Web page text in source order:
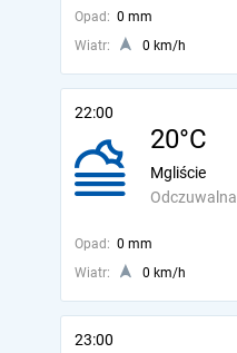
Opad: 0 mm
Wiatr:
0 km/h
22:00
20°C
Odczuwalna
Mgliście
Opad: 0 mm
Wiatr:
0 km/h
23:00